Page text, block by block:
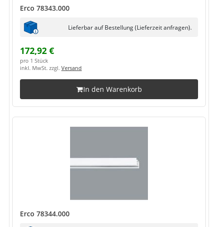
Erco 78343.000
Lieferbar auf Bestellung (Lieferzeit anfragen).
172,92 €
pro 1 Stück
inkl. MwSt. zzgl. Versand
In den Warenkorb
Erco 78344.000